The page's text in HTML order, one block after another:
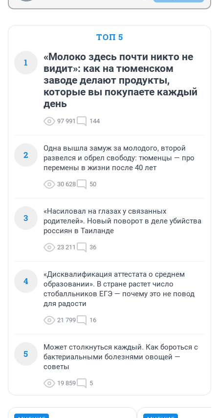
ТОП 5
1
«Молоко здесь почти никто не
видит»: как на тюменском
заводе делают продукты,
которые вы покупаете каждый
день
97 991 144
2
Одна вышла замуж за молодого, второй
развелся и обрел свободу: тюменцы — про
перемены в жизни после 40 лет
30 628 50
3
«Насиловал на глазах у связанных
родителей». Новый поворот в деле убийства
россиян в Таиланде
23 211 36
4
«Дисквалификация аттестата о среднем
образовании». В стране растет число
стобалльников ЕГЭ — почему это не повод
для радости
21 799 16
5
Может столкнуться каждый. Как бороться с
бактериальными болезнями овощей —
советы
19 859 5